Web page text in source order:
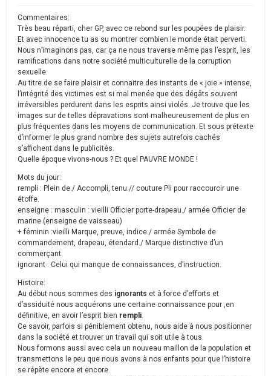
Commentaires:
Très beau réparti, cher GP, avec ce rebond sur les poupées de plaisir.
Et avec innocence tu as su montrer combien le monde était perverti.
Nous n’imaginons pas, car ça ne nous traverse même pas l’esprit, les
ramifications dans notre société multiculturelle de la corruption
sexuelle.
Au titre de se faire plaisir et connaitre des instants de « joie » intense,
l’intégrité des victimes est si mal menée que des dégâts souvent
irréversibles perdurent dans les esprits ainsi violés. Je trouve que les
images sur de telles dépravations sont malheureusement de plus en
plus fréquentes dans les moyens de communication. Et sous prétexte
d’informer le plus grand nombre des sujets autrefois cachés
s’affichent dans le publicités.
Quelle époque vivons-nous ? Et quel PAUVRE MONDE !
Mots du jour:
rempli : Plein de./ Accompli, tenu.// couture Pli pour raccourcir une
étoffe.
enseigne : masculin : vieilli Officier porte-drapeau./ armée Officier de
marine (enseigne de vaisseau)
+ féminin :vieilli Marque, preuve, indice./ armée Symbole de
commandement, drapeau, étendard./ Marque distinctive d’un
commerçant.
ignorant : Celui qui manque de connaissances, d’instruction.
Histoire:
Au début nous sommes des ignorants et à force d’efforts et
d’assiduité nous acquérons une certaine connaissance pour ,en
définitive, en avoir l’esprit bien rempli.
Ce savoir, parfois si péniblement obtenu, nous aide à nous positionner
dans la société et trouver un travail qui soit utile à tous.
Nous formons aussi avec cela un nouveau maillon de la population et
transmettons le peu que nous avons à nos enfants pour que l’histoire
se répète encore et encore.